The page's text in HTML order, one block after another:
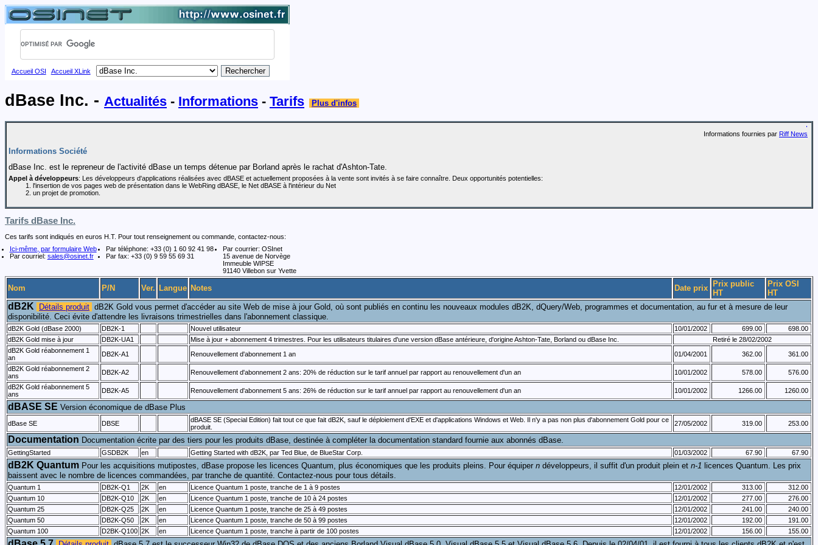
Accueil OSI Accueil XLink
dBase Inc. - Actualités - Informations - Tarifs Plus d'infos
Informations fournies par Riff News
Informations Société
dBase Inc. est le repreneur de l'activité dBase un temps détenue par Borland après le rachat d'Ashton-Tate.
Appel à développeurs: Les développeurs d'applications réalisées avec dBASE et actuellement proposées à la vente sont invités à se faire connaître. Deux opportunités potentielles:
l'insertion de vos pages web de présentation dans le WebRing dBASE, le Net dBASE à l'intérieur du Net
un projet de promotion.
Tarifs dBase Inc.
Ces tarifs sont indiqués en euros H.T. Pour tout renseignement ou commande, contactez-nous:
Ici-même, par formulaire Web
Par courriel: sales@osinet.fr
Par téléphone: +33 (0) 1 60 92 41 98
Par fax: +33 (0) 9 59 55 69 31
Par courrier: OSInet
15 avenue de Norvège
Immeuble WIPSE
91140 Villebon sur Yvette
Nom P/N Ver. Langue Notes Date prix
Prix public
HT
Prix OSI
HT
dB2K Détails produit dB2K Gold vous permet d'accéder au site Web de mise à jour Gold, où sont publiés en continu les nouveaux modules dB2K, dQuery/Web, programmes et documentation, au fur et à mesure de leur
disponibilité. Ceci évite d'attendre les livraisons trimestrielles dans l'abonnement classique.
dB2K Gold (dBase 2000) DB2K-1 Nouvel utilisateur 10/01/2002 699.00
698.00
dB2K Gold mise à jour
DB2K-UA1 Mise à jour + abonnement 4 trimestres. Pour les utilisateurs titulaires d'une version dBase antérieure, d'origine Ashton-Tate, Borland ou dBase Inc.
Retiré le 28/02/2002
dB2K Gold réabonnement 1
an
DB2K-A1 Renouvellement d'abonnement 1 an 01/04/2001 362.00
361.00
dB2K Gold réabonnement 2
ans
DB2K-A2 Renouvellement d'abonnement 2 ans: 20% de réduction sur le tarif annuel par rapport au renouvellement d'un an 10/01/2002 578.00
576.00
dB2K Gold réabonnement 5
ans
DB2K-A5 Renouvellement d'abonnement 5 ans: 26% de réduction sur le tarif annuel par rapport au renouvellement d'un an 10/01/2002 1266.00 1260.00
dBASE SE Version économique de dBase Plus
dBase SE DBSE
dBASE SE (Special Edition) fait tout ce que fait dB2K, sauf le déploiement d'EXE et d'applications Windows et Web. Il n'y a pas non plus d'abonnement Gold pour ce
produit.
27/05/2002 319.00 253.00
Documentation Documentation écrite par des tiers pour les produits dBase, destinée à compléter la documentation standard fournie aux abonnés dBase.
GettingStarted GSDB2K en Getting Started with dB2K, par Ted Blue, de BlueStar Corp. 01/03/2002 67.90 67.90
dB2K Quantum Pour les acquisitions mutipostes, dBase propose les licences Quantum, plus économiques que les produits pleins. Pour équiper n développeurs, il suffit d'un produit plein et n-1 licences Quantum. Les prix
baissent avec le nombre de licences commandées, par tranche de quantité. Contactez-nous pour tous détails.
Quantum 1 DB2K-Q1 2K en Licence Quantum 1 poste, tranche de 1 à 9 postes 12/01/2002 313.00
312.00
Quantum 10
DB2K-Q10 2K en Licence Quantum 1 poste, tranche de 10 à 24 postes 12/01/2002 277.00
276.00
Quantum 25
DB2K-Q25 2K en Licence Quantum 1 poste, tranche de 25 à 49 postes 12/01/2002 241.00
240.00
Quantum 50
DB2K-Q50 2K en Licence Quantum 1 poste, tranche de 50 à 99 postes 12/01/2002 192.00
191.00
Quantum 100
D2BK-Q100 2K en Licence Quantum 1 poste, tranche à partir de 100 postes 12/01/2002 156.00 155.00